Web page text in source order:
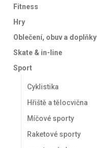
Fitness
Hry
Oblečení, obuv a doplňky
Skate & in-line
Sport
Cyklistika
Hřiště a tělocvična
Míčové sporty
Raketové sporty